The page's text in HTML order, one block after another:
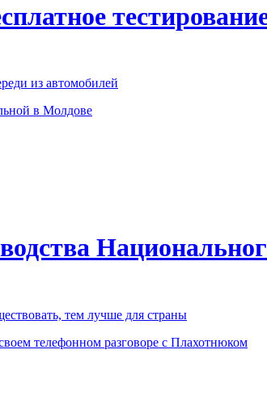
из автомобилей
в Молдове
тем лучше для страны
телефонном разговоре с Плахотнюком